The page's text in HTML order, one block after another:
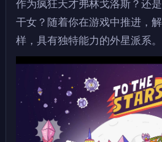
作为疯狂天才弗林戈洛斯？还
干女？随着你在游戏中推进，
样，具有独特能力的外星派系。